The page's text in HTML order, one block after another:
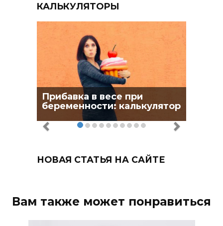
КАЛЬКУЛЯТОРЫ
Прибавка в весе при
беременности: калькулятор
НОВАЯ СТАТЬЯ НА САЙТЕ
Вам также может понравиться